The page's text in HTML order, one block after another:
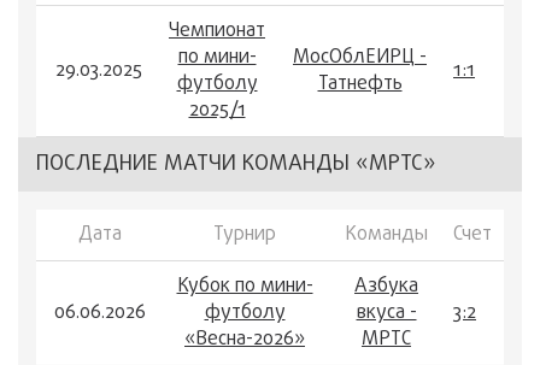
29.03.2025
Чемпионат
по мини-
футболу
2025/1
МосОблЕИРЦ -
Татнефть
1:1
ПОСЛЕДНИЕ МАТЧИ КОМАНДЫ «МРТС»
Дата Турнир Команды Счет
06.06.2026
Кубок по мини-
футболу
«Весна-2026»
Азбука
вкуса -
МРТС
3:2